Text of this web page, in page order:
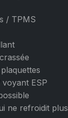
/ TPMS
ESP
ne refroidit plus